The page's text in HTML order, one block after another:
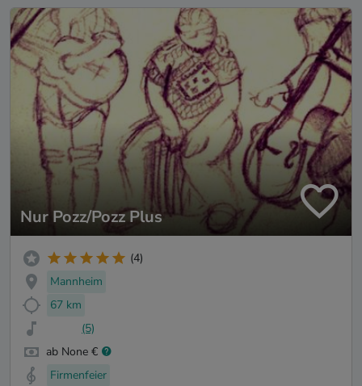
Nur Pozz/Pozz Plus
(4)
Mannheim
67 km
(5)
ab None €
Firmenfeier